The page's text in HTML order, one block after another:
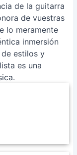
de la guitarra
de vuestras
lo meramente
inmersión
estilos y
es una